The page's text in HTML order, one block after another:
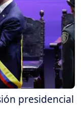
presidencial